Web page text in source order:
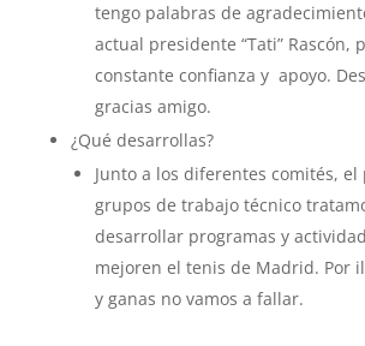
tengo palabras de
actual presidente “Tati” Rascón,
constante confianza y apoyo.
gracias amigo.
¿Qué desarrollas?
Junto a los diferentes comités,
grupos de trabajo técnico
desarrollar programas y
mejoren el tenis de Madrid. Por
y ganas no vamos a fallar.